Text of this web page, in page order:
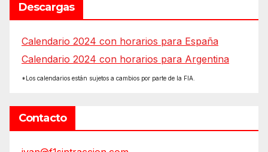
Descargas
Calendario 2024 con horarios para España
Calendario 2024 con horarios para Argentina
*Los calendarios están sujetos a cambios por parte de la FIA.
Contacto